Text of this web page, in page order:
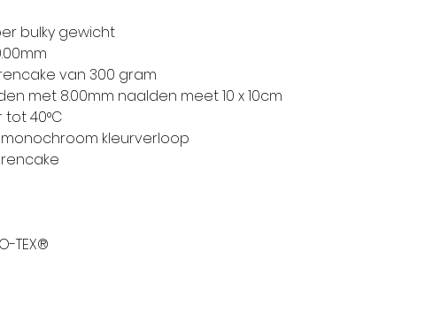
bulky gewicht
van 300 gram
met 8.00mm naalden meet 10 x 10cm
40°C
kleurverloop
TEX®